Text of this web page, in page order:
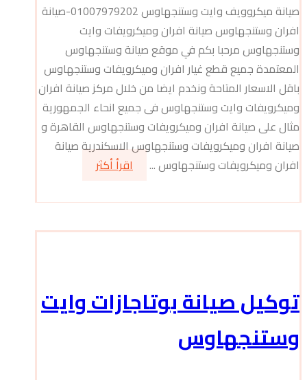
صيانة ميكروويف وايت وستنجهاوس 01007979202-صيانة
افران وستنجهاوس صيانة افران وميكرويفات وايت
وستنجهاوس مرحبا بكم في موقع صيانة وستنجهاوس
المعتمدة جميع قطع غيار افران وميكرويفات وستنجهاوس
باقل الاسعار المتاحة ونخدم ايضا من خلال مركز صيانة افران
وميكرويفات وايت وستنجهاوس فى جميع انحاء الجمهورية
مثال على صيانة افران وميكرويفات وستنجهاوس القاهرة و
صيانة افران وميكرويفات وستنجهاوس الاسكندرية صيانة
افران وميكرويفات وستنجهاوس ...
اقرأ أكثر
توكيل صيانة بوتاجازات وايت
وستنجهاوس